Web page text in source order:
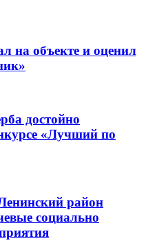
на объекте и оценил
достойно
«Лучший по
район
социально